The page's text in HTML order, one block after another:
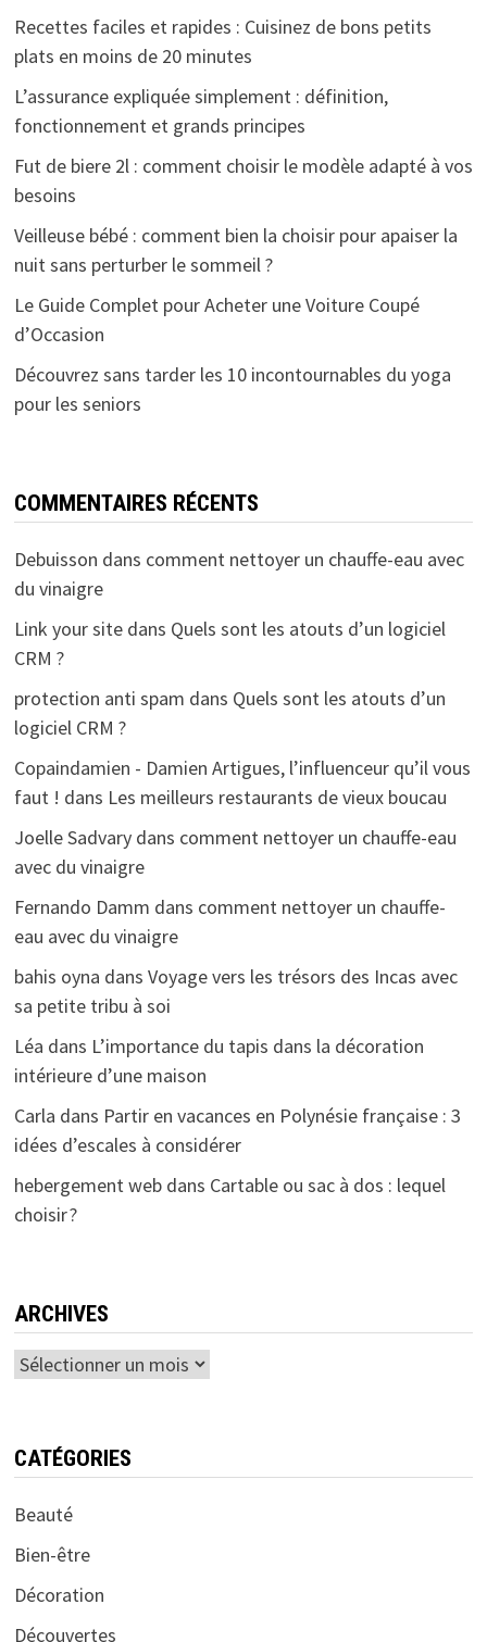
Recettes faciles et rapides : Cuisinez de bons petits
plats en moins de 20 minutes
L’assurance expliquée simplement : définition,
fonctionnement et grands principes
Fut de biere 2l : comment choisir le modèle adapté à vos
besoins
Veilleuse bébé : comment bien la choisir pour apaiser la
nuit sans perturber le sommeil ?
Le Guide Complet pour Acheter une Voiture Coupé
d’Occasion
Découvrez sans tarder les 10 incontournables du yoga
pour les seniors
COMMENTAIRES RÉCENTS
Debuisson dans comment nettoyer un chauffe-eau avec
du vinaigre
Link your sitedans Quels sont les atouts d’un logiciel
CRM ?
protection anti spam dans Quels sont les atouts d’un
logiciel CRM ?
Copaindamien - Damien Artigues, l’influenceur qu’il vous
faut ! dans Les meilleurs restaurants de vieux boucau
Joelle Sadvarydans comment nettoyer un chauffe-eau
avec du vinaigre
Fernando Damm dans comment nettoyer un chauffe-
eau avec du vinaigre
bahis oyna dans Voyage vers les trésors des Incas avec
sa petite tribu à soi
Léa dans L’importance du tapis dans la décoration
intérieure d’une maison
Carla dans Partir en vacances en Polynésie française : 3
idées d’escales à considérer
hebergement webdans Cartable ou sac à dos : lequel
choisir ?
ARCHIVES
Archives
CATÉGORIES
Beauté
Bien-être
Décoration
Découvertes